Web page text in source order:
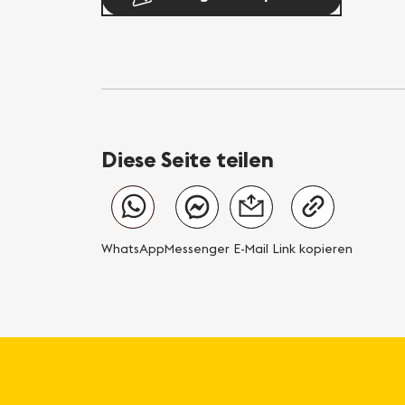
Diese Seite teilen
WhatsAppMessenger E-Mail Link kopieren